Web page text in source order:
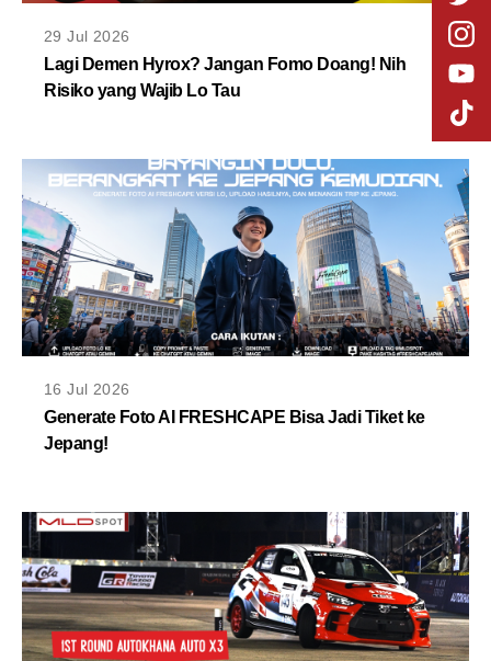
29 Jul 2026
Lagi Demen Hyrox? Jangan Fomo Doang! Nih
Risiko yang Wajib Lo Tau
16 Jul 2026
Generate Foto AI FRESHCAPE Bisa Jadi Tiket ke
Jepang!